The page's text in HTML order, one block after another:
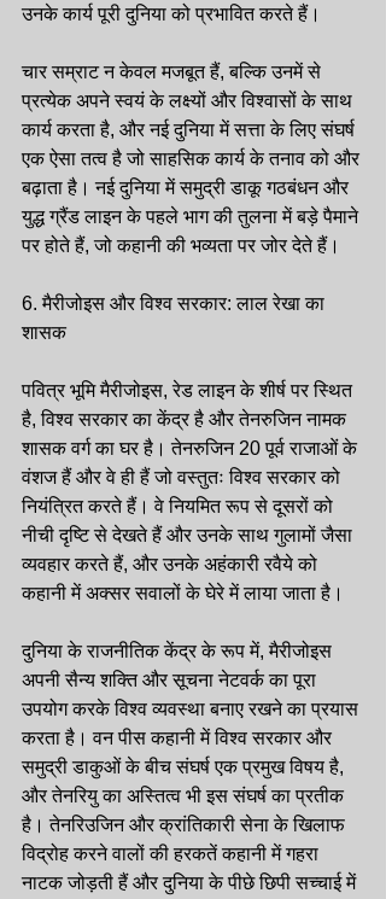
उनके कार्य पूरी दुनिया को प्रभावित करते हैं।
चार सम्राट न केवल मजबूत हैं, बल्कि उनमें से
प्रत्येक अपने स्वयं के लक्ष्यों और विश्वासों के साथ
कार्य करता है, और नई दुनिया में सत्ता के लिए संघर्ष
एक ऐसा तत्व है जो साहसिक कार्य के तनाव को और
बढ़ाता है। नई दुनिया में समुद्री डाकू गठबंधन और
युद्ध ग्रैंड लाइन के पहले भाग की तुलना में बड़े पैमाने
पर होते हैं, जो कहानी की भव्यता पर जोर देते हैं।
6. मैरीजोइस और विश्व सरकार: लाल रेखा का
शासक
पवित्र भूमि मैरीजोइस, रेड लाइन के शीर्ष पर स्थित
है, विश्व सरकार का केंद्र है और तेनरुजिन नामक
शासक वर्ग का घर है। तेनरुजिन 20 पूर्व राजाओं के
वंशज हैं और वे ही हैं जो वस्तुतः विश्व सरकार को
नियंत्रित करते हैं। वे नियमित रूप से दूसरों को
नीची दृष्टि से देखते हैं और उनके साथ गुलामों जैसा
व्यवहार करते हैं, और उनके अहंकारी रवैये को
कहानी में अक्सर सवालों के घेरे में लाया जाता है।
दुनिया के राजनीतिक केंद्र के रूप में, मैरीजोइस
अपनी सैन्य शक्ति और सूचना नेटवर्क का पूरा
उपयोग करके विश्व व्यवस्था बनाए रखने का प्रयास
करता है। वन पीस कहानी में विश्व सरकार और
समुद्री डाकुओं के बीच संघर्ष एक प्रमुख विषय है,
और तेनरियु का अस्तित्व भी इस संघर्ष का प्रतीक
है। तेनरिउजिन और क्रांतिकारी सेना के खिलाफ
विद्रोह करने वालों की हरकतें कहानी में गहरा
नाटक जोड़ती हैं और दुनिया के पीछे छिपी सच्चाई में